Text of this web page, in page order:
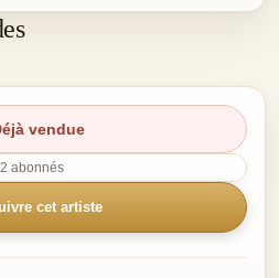
vendue
2 abonnés
cet artiste